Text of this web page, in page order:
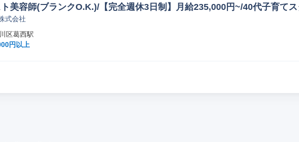
美容師(ブランクO.K.)/【完全週休3日制】月給235,000円~/40代子育て
式会社
区葛西駅
円以上